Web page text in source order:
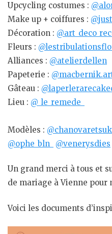
Upcycling costumes :
Make up + coiffures :
Décoration :
Fleurs :
Alliances : @atelierdellen
Papeterie :
Gâteau :
Lieu : @_le_remede_
Modèles :
@ophe_bln_
@venerysdies
Un grand merci à tous et
de mariage à Vienne pour
Voici les documents